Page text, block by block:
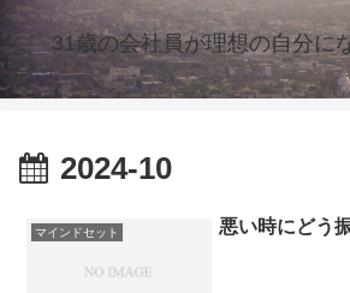
31歳の会社員が理想の自分に
2024-10
マインドセット 悪い時にどう